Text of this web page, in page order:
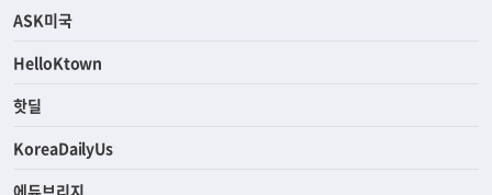
연예/스포츠
ASK미국
HelloKtown
핫딜